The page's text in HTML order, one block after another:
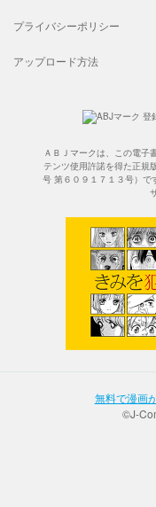
プライバシーポリシー
アップロード方法
ＡＢＪマークは、この電子
テンツ使用許諾を得た正規
号 第６０９１７１３号）
無料で漫画
©J-